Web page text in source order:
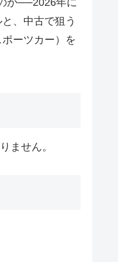
か──2026年に
、中古で狙う
ーツカー）を
ません。